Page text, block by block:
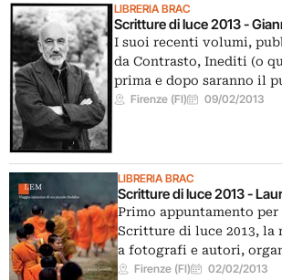
LIBRERIA BRAC
Scritture di luce 2013 -
I suoi recenti volumi,
da Contrasto, Inediti (o
prima e dopo saranno il
Firenze (FI) 09/02/2013
LIBRERIA BRAC
Scritture di luce 2013 -
Primo appuntamento per
Scritture di luce 2013, la
a fotografi e autori,
Firenze (FI) 02/02/2013